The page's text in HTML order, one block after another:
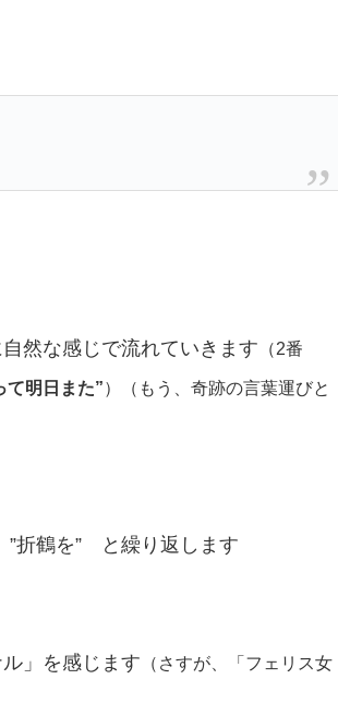
然な感じで流れていきます （2番
て明日また”）（もう、奇跡の言葉運びと
折鶴を” と繰り返します
」を感じます （さすが、「フェリス女